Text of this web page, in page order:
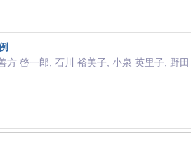
啓一郎, 石川 裕美子, 小泉 英里子, 野